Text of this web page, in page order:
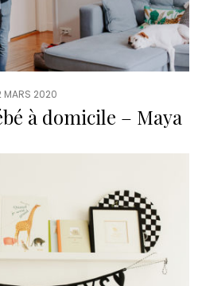
MARS 2020
à domicile – Maya